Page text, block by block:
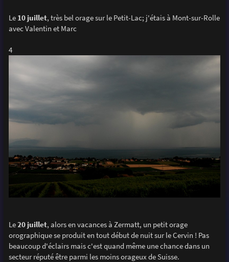
Le 10 juillet, très bel orage sur le Petit-Lac; j'étais à Mont-sur-Rolle
avec Valentin et Marc
4
Le20 juillet, alors en vacances à Zermatt, un petit orage
orographique se produit en tout début de nuit sur le Cervin ! Pas
beaucoup d'éclairs mais c'est quand même une chance dans un
secteur réputé être parmi les moins orageux de Suisse.